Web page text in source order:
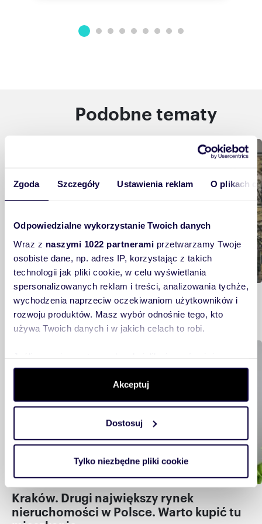
Zgoda Szczegóły Ustawienia reklam O plikach
Odpowiedzialne wykorzystanie Twoich danych
Wraz z naszymi 1022 partnerami przetwarzamy Twoje
osobiste dane, np. adres IP, korzystając z takich
technologii jak pliki cookie, w celu wyświetlania
spersonalizowanych reklam i treści, analizowania tychże,
wychodzenia naprzeciw oczekiwaniom użytkowników i
rozwoju produktów. Masz wybór odnośnie tego, kto
używa Twoich danych i w jakich celach to robi.
Gromadzić dane dotyczące Twojej lokalizacji
geograficznej z dokładnością nawet do kilku metrów
Identyfikować Twoje urządzenie, aktywnie analizując
czyli wirtualny odcisk palca)
Dowiedz się więcej odnośnie tego, jak Twoje osobiste
dane są przetwarzane oraz ustaw własne preferencje w
zmienić lub wycofać swoją zgodę w dowolnej chwili.
Wykorzystujemy pliki cookie do spersonalizowania treści
Akceptuj
Dostosuj
Tylko niezbędne pliki cookie
Podobne tematy
Warszawa – architektura, urbanistyka i
rozwój miasta
Kraków. Drugi największy rynek
nieruchomości w Polsce. Warto kupić tu